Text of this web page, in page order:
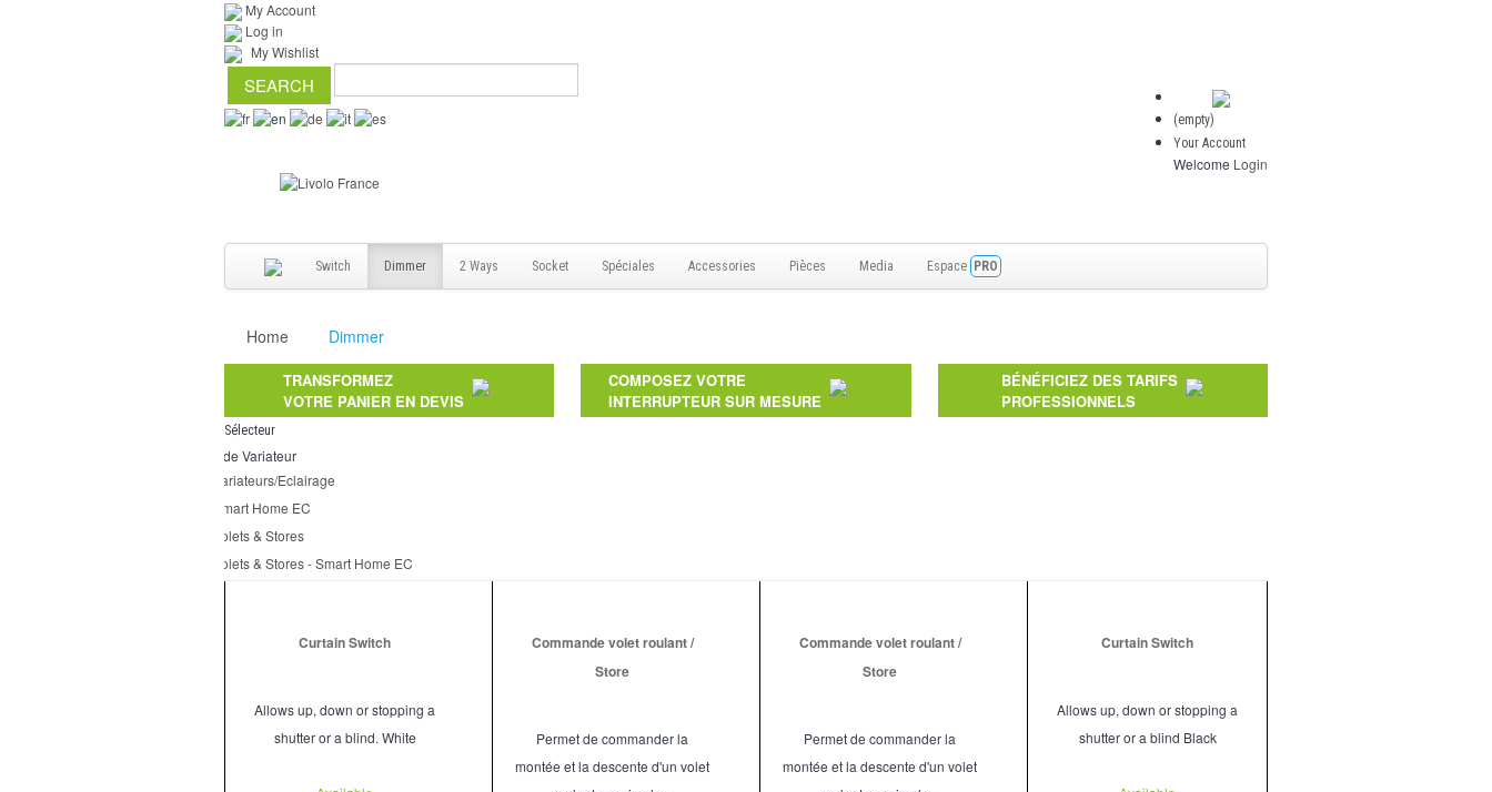
My Account
Log in
My Wishlist
(empty)
Your Account
Welcome Login
Switch Dimmer 2 Ways Socket Spéciales Accessories Pièces Media Espace PRO
Home Dimmer
TRANSFORMEZ
VOTRE PANIER EN DEVIS
COMPOSEZ VOTRE
INTERRUPTEUR SUR MESURE
BÉNÉFICIEZ DES TARIFS
PROFESSIONNELS
Sélecteur
Type de Variateur
Variateurs/Eclairage
Smart Home EC
Volets & Stores
Volets & Stores - Smart Home EC
Curtain Switch
Allows up, down or stopping a
shutter or a blind. White
Commande volet roulant /
Store
Permet de commander la
montée et la descente d'un volet
Commande volet roulant /
Store
Permet de commander la
montée et la descente d'un volet
Curtain Switch
Allows up, down or stopping a
shutter or a blind Black